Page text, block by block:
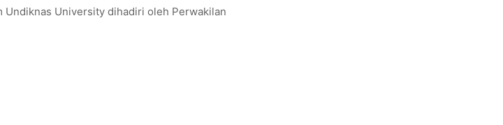
Undiknas University dihadiri oleh Perwakilan